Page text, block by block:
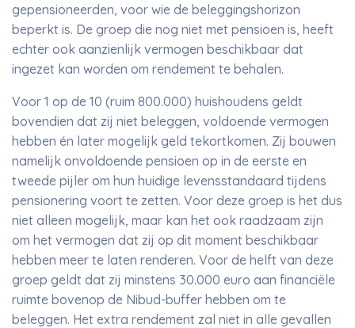
gepensioneerden, voor wie de beleggingshorizon
beperkt is. De groep die nog niet met pensioen is, heeft
echter ook aanzienlijk vermogen beschikbaar dat
ingezet kan worden om rendement te behalen.
Voor 1 op de 10 (ruim 800.000) huishoudens geldt
bovendien dat zij niet beleggen, voldoende vermogen
hebben én later mogelijk geld tekortkomen. Zij bouwen
namelijk onvoldoende pensioen op in de eerste en
tweede pijler om hun huidige levensstandaard tijdens
pensionering voort te zetten. Voor deze groep is het dus
niet alleen mogelijk, maar kan het ook raadzaam zijn
om het vermogen dat zij op dit moment beschikbaar
hebben meer te laten renderen. Voor de helft van deze
groep geldt dat zij minstens 30.000 euro aan financiële
ruimte bovenop de Nibud-buffer hebben om te
beleggen. Het extra rendement zal niet in alle gevallen